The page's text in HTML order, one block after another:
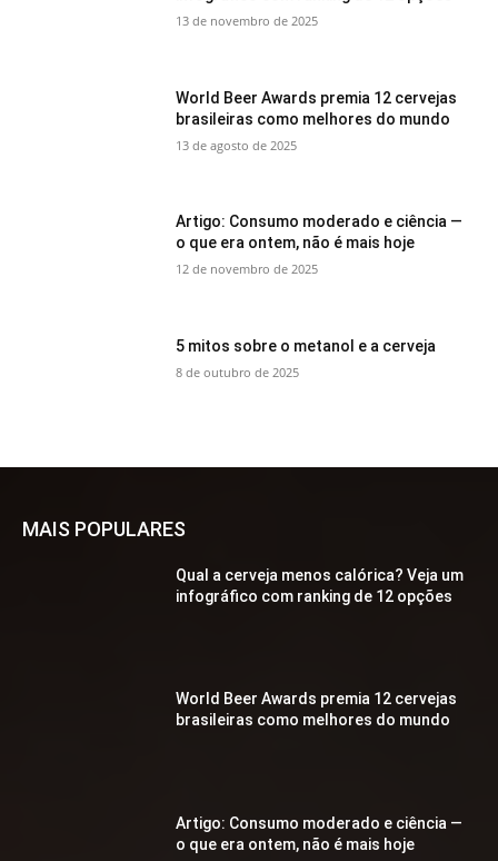
13 de novembro de 2025
World Beer Awards premia 12 cervejas
brasileiras como melhores do mundo
13 de agosto de 2025
Artigo: Consumo moderado e ciência —
o que era ontem, não é mais hoje
12 de novembro de 2025
5 mitos sobre o metanol e a cerveja
8 de outubro de 2025
MAIS POPULARES
Qual a cerveja menos calórica? Veja um
infográfico com ranking de 12 opções
World Beer Awards premia 12 cervejas
brasileiras como melhores do mundo
Artigo: Consumo moderado e ciência —
o que era ontem, não é mais hoje